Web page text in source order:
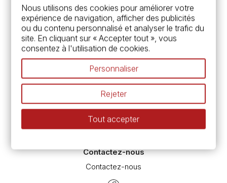
Services
Carte fidélité & avantages
Chèque cadeau, bon cadeaux
Devis & bon de commande
Pass culture - mode d'emploi
Nos promotions en cours
Espace conseils
L’aquarelle en tubes ou en godets ?
Le vocabulaire technique de l’aquarelle
Différence entre peinture Fine et Extra-fine
Préparer une toile pour peinture à l'huile et acrylique
Contactez-nous
Contactez-nous
Nous utilisons des cookies pour améliorer votre
expérience de navigation, afficher des publicités
ou du contenu personnalisé et analyser le trafic du
site. En cliquant sur « Accepter tout », vous
consentez à l'utilisation de cookies.
Personnaliser
Rejeter
Tout accepter